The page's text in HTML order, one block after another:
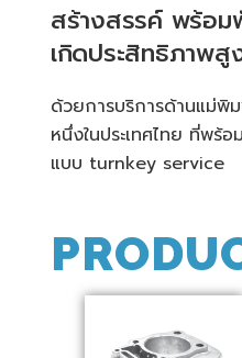
สร้างสรรค์ พร้อ
เกิดประสิทธิภาพ
ด้วยการบริการด้านแม่พิ
หนึ่งในประเทศไทย ที่พร้
แบบ turnkey service
THE